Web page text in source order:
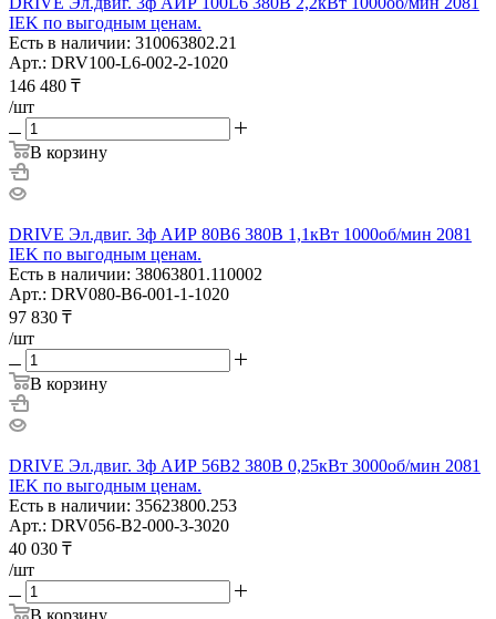
IEK по выгодным ценам.
Есть в наличии: 310063802.21
Арт.: DRV100-L6-002-2-1020
146 480 ₸
/шт
В корзину
DRIVE Эл.двиг. 3ф АИР 80B6 380В 1,1кВт 1000об/мин 2081
IEK по выгодным ценам.
Есть в наличии: 38063801.110002
Арт.: DRV080-B6-001-1-1020
97 830 ₸
/шт
В корзину
DRIVE Эл.двиг. 3ф АИР 56B2 380В 0,25кВт 3000об/мин 2081
IEK по выгодным ценам.
Есть в наличии: 35623800.253
Арт.: DRV056-B2-000-3-3020
40 030 ₸
/шт
В корзину